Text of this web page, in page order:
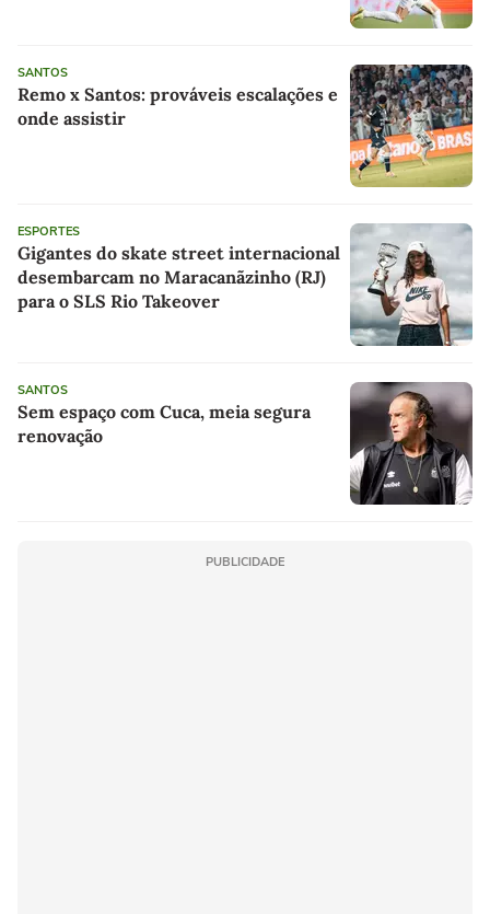
SANTOS
Remo x Santos: prováveis escalações e
onde assistir
ESPORTES
Gigantes do skate street internacional
desembarcam no Maracanãzinho (RJ)
para o SLS Rio Takeover
SANTOS
Sem espaço com Cuca, meia segura
renovação
PUBLICIDADE